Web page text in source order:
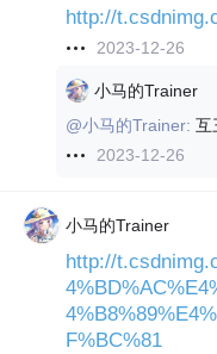
http://
2023-12-26
小马的Trainer
@小马的Trainer:互
2023-12-26
小马的Trainer
http://
F%BC%81